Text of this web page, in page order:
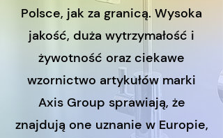
Polsce, jak za granicą. Wysoka
jakość, duża wytrzymałość i
żywotność oraz ciekawe
wzornictwo artykułów marki
Axis Group sprawiają, że
znajdują one uznanie w Europie,